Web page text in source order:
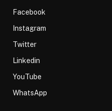
Facebook
Instagram
Twitter
Linkedin
YouTube
WhatsApp